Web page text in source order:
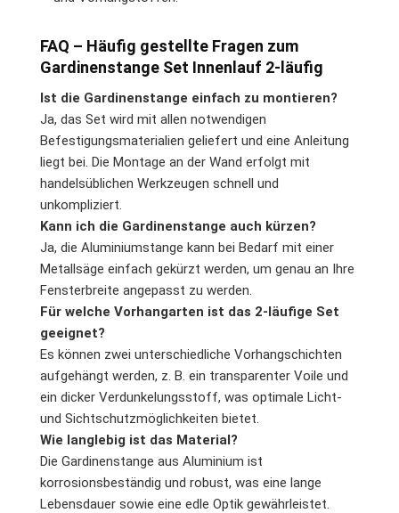
FAQ – Häufig gestellte Fragen zum
Gardinenstange Set Innenlauf 2-läufig
Ist die Gardinenstange einfach zu montieren?
Ja, das Set wird mit allen notwendigen
Befestigungsmaterialien geliefert und eine Anleitung
liegt bei. Die Montage an der Wand erfolgt mit
handelsüblichen Werkzeugen schnell und
unkompliziert.
Kann ich die Gardinenstange auch kürzen?
Ja, die Aluminiumstange kann bei Bedarf mit einer
Metallsäge einfach gekürzt werden, um genau an Ihre
Fensterbreite angepasst zu werden.
Für welche Vorhangarten ist das 2-läufige Set
geeignet?
Es können zwei unterschiedliche Vorhangschichten
aufgehängt werden, z. B. ein transparenter Voile und
ein dicker Verdunkelungsstoff, was optimale Licht-
und Sichtschutzmöglichkeiten bietet.
Wie langlebig ist das Material?
Die Gardinenstange aus Aluminium ist
korrosionsbeständig und robust, was eine lange
Lebensdauer sowie eine edle Optik gewährleistet.